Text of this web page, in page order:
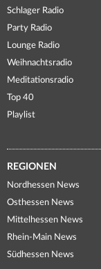
Schlager Radio
Party Radio
Lounge Radio
Weihnachtsradio
Meditationsradio
Top 40
Playlist
REGIONEN
Nordhessen News
Osthessen News
Mittelhessen News
Rhein-Main News
Südhessen News